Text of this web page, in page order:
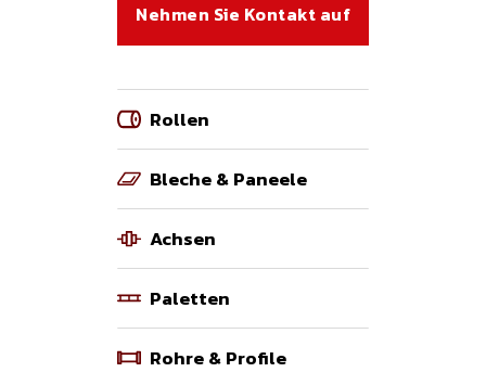
Nehmen Sie Kontakt auf
Rollen
Bleche & Paneele
Achsen
Paletten
Rohre & Profile